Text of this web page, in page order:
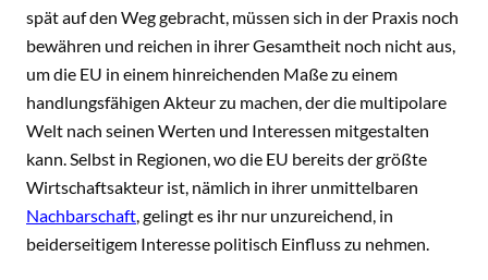
spät auf den Weg gebracht, müssen sich in der Praxis noch
bewähren und reichen in ihrer Gesamtheit noch nicht aus,
um die EU in einem hinreichenden Maße zu einem
handlungsfähigen Akteur zu machen, der die multipolare
Welt nach seinen Werten und Interessen mitgestalten
kann. Selbst in Regionen, wo die EU bereits der größte
Wirtschaftsakteur ist, nämlich in ihrer unmittelbaren
Nachbarschaft, gelingt es ihr nur unzureichend, in
beiderseitigem Interesse politisch Einfluss zu nehmen.